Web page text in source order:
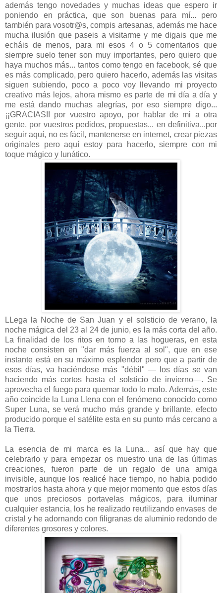
además tengo novedades y muchas ideas que espero ir
poniendo en práctica, que son buenas para mí... pero
también para vosotr@s, compis artesanas, además me hace
mucha ilusión que paseis a visitarme y me digais que me
echáis de menos, para mi esos 4 o 5 comentarios que
siempre suelo tener son muy importantes, pero quiero que
haya muchos más... tantos como tengo en facebook, sé que
es más complicado, pero quiero hacerlo, además las visitas
siguen subiendo, poco a poco voy llevando mi proyecto
creativo más lejos, ahora mismo es parte de mi día a día y
me está dando muchas alegrías, por eso siempre digo...
¡¡GRACIAS!! por vuestro apoyo, por hablar de mi a otra
gente, por vuestros pedidos, propuestas... en definitiva...por
seguir aquí, no es fácil, mantenerse en internet, crear piezas
originales pero aquí estoy para hacerlo, siempre con mi
toque mágico y lunático.
LLega la Noche de San Juan y el solsticio de verano, la
noche mágica del 23 al 24 de junio, es la más corta del año.
La finalidad de los ritos en torno a las hogueras, en esta
noche consisten en "dar más fuerza al sol", que en ese
instante está en su máximo esplendor pero que a partir de
esos días, va haciéndose más "débil" — los días se van
haciendo más cortos hasta el solsticio de invierno—. Se
aprovecha el fuego para quemar todo lo malo. Además, este
año coincide la Luna Llena con el fenómeno conocido como
Super Luna, se verá mucho más grande y brillante, efecto
producido porque el satélite esta en su punto más cercano a
la Tierra.
La esencia de mi marca es la Luna... así que hay que
celebrarlo y para empezar os muestro una de las últimas
creaciones, fueron parte de un regalo de una amiga
invisible, aunque los realicé hace tiempo, no habia podido
mostrarlos hasta ahora y que mejor momento que estos días
que unos preciosos portavelas mágicos, para iluminar
cualquier estancia, los he realizado reutilizando envases de
cristal y he adornando con filigranas de aluminio redondo de
diferentes grosores y colores.